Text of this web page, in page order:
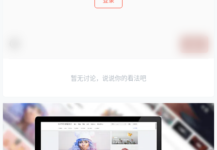
暂无讨论，说说你的看法吧